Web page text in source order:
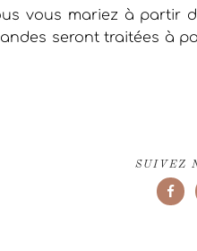
vous mariez à partir
seront traitées à
SUIVEZ